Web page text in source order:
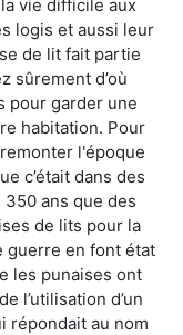
vie difficile aux
logis et aussi leur
de lit fait partie
sûrement d’où
pour garder une
habitation. Pour
l'époque
c’était dans des
ans que des
de lits pour la
guerre en font état
les punaises ont
l’utilisation d’un
répondait au nom